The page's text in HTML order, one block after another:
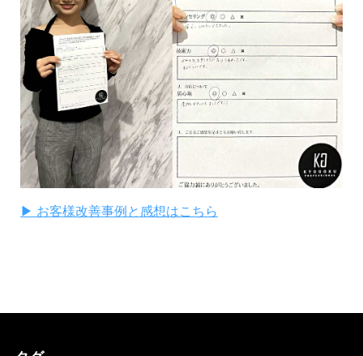
▶ お客様改善事例と感想はこちら